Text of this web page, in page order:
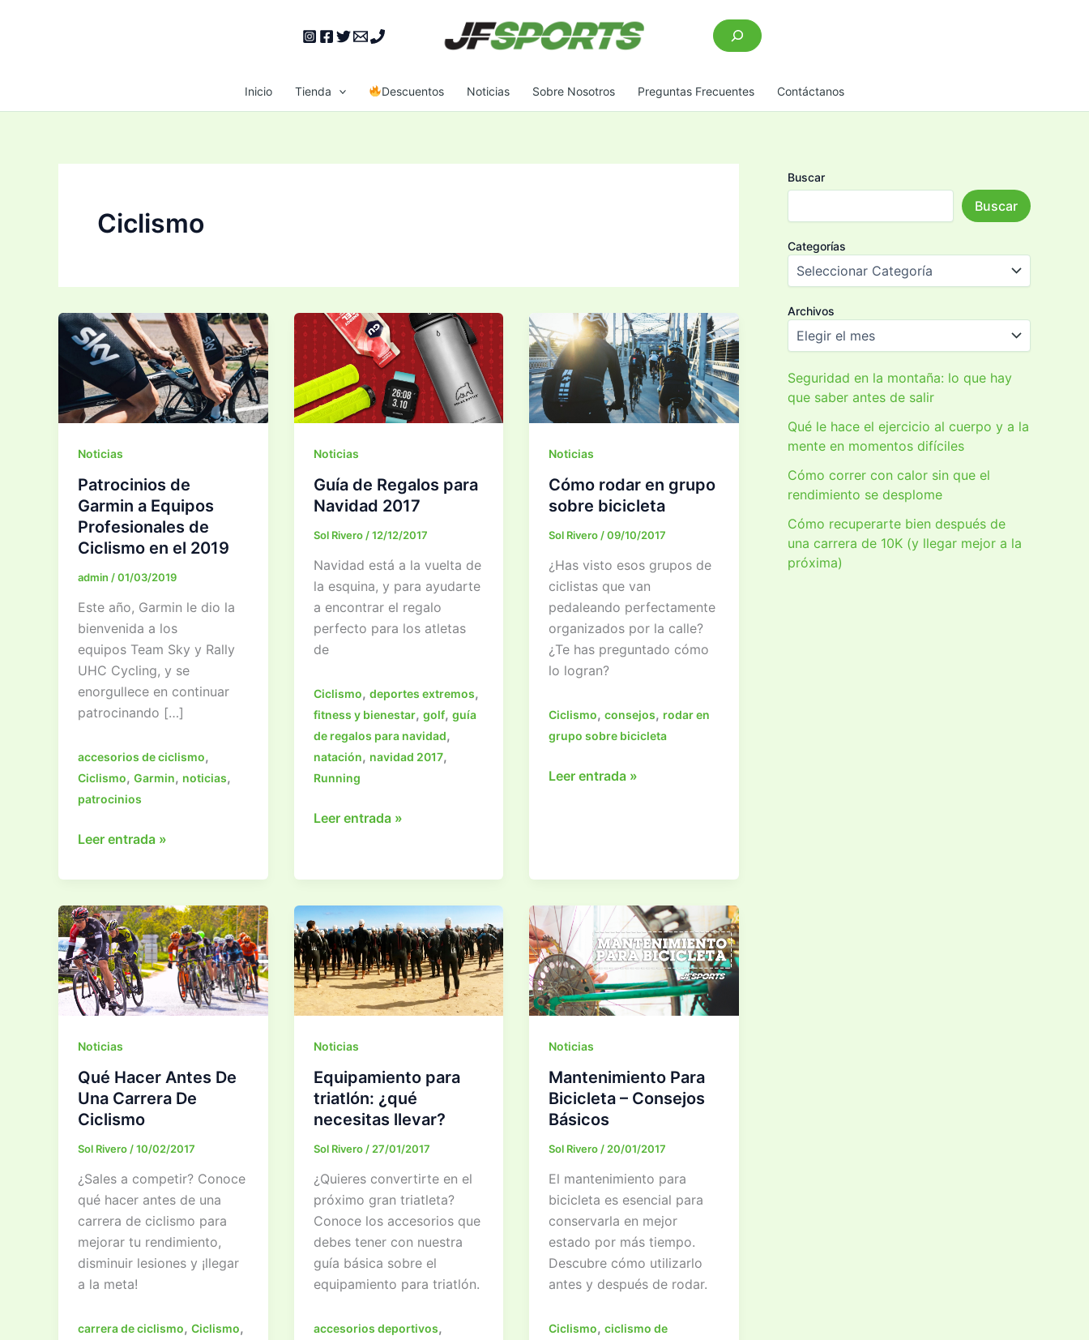
Buscar
Inicio Tienda Descuentos Noticias Sobre Nosotros Preguntas Frecuentes Contáctanos
Ciclismo
Noticias
Patrocinios de
Garmin a Equipos
Profesionales de
Ciclismo en el 2019
admin /01/03/2019
Este año, Garmin le dio la
bienvenida a los
equipos Team Sky y Rally
UHC Cycling, y se
enorgullece en continuar
patrocinando […]
accesorios de ciclismo,
Ciclismo, Garmin, noticias,
patrocinios
Patrocinios
Garmin
a
Equipos
Profesionales
de
Ciclismo
en
2019
Leer entrada »
Noticias
Guía de Regalos para
Navidad 2017
Sol Rivero /12/12/2017
Navidad está a la vuelta de
la esquina, y para ayudarte
a encontrar el regalo
perfecto para los atletas
de
Ciclismo, deportes extremos,
fitness y bienestar, golf, guía
de regalos para navidad,
natación, navidad 2017,
Running
Guía
para
Navidad
2017
Leer entrada »
Noticias
Cómo rodar en grupo
sobre bicicleta
Sol Rivero /09/10/2017
¿Has visto esos grupos de
ciclistas que van
pedaleando perfectamente
organizados por la calle?
¿Te has preguntado cómo
lo logran?
Ciclismo,consejos, rodar en
grupo sobre bicicleta
Cómo
bicicleta
Leer entrada »
Noticias
Qué Hacer Antes De
Una Carrera De
Ciclismo
Sol Rivero /10/02/2017
¿Sales a competir? Conoce
qué hacer antes de una
carrera de ciclismo para
mejorar tu rendimiento,
disminuir lesiones y ¡llegar
a la meta!
carrera de ciclismo, Ciclismo,
Noticias
Equipamiento para
triatlón: ¿qué
necesitas llevar?
Sol Rivero / 27/01/2017
¿Quieres convertirte en el
próximo gran triatleta?
Conoce los accesorios que
debes tener con nuestra
guía básica sobre el
equipamiento para triatlón.
accesorios deportivos,
Noticias
Mantenimiento Para
Bicicleta – Consejos
Básicos
Sol Rivero / 20/01/2017
El mantenimiento para
bicicleta es esencial para
conservarla en mejor
estado por más tiempo.
Descubre cómo utilizarlo
antes y después de rodar.
Ciclismo,ciclismo de
Buscar
Buscar
Categorías
Archivos
Seguridad en la montaña: lo que hay
que saber antes de salir
Qué le hace el ejercicio al cuerpo y a la
mente en momentos difíciles
Cómo correr con calor sin que el
rendimiento se desplome
Cómo recuperarte bien después de
una carrera de 10K (y llegar mejor a la
próxima)